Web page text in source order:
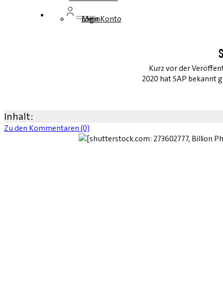
Login
Mein Konto
Kurz vor der
2020 hat SAP bekannt
Inhalt:
Zu den Kommentaren (0)